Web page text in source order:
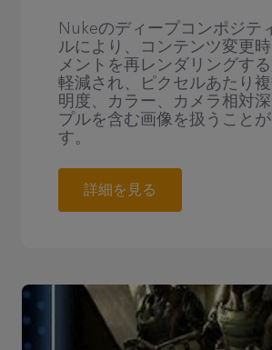
Nukeのディープコンポジテ
ルにより、コンテンツ変更
メントを再レンダリングす
軽減され、ピクセルあたり
明度、カラー、カメラ相対
プルを含む画像を扱うこと
す。
詳細を見る